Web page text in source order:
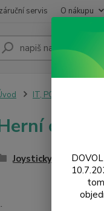
servis O nákupu
IT, PC, ELEKTRONIKA
Joysticky